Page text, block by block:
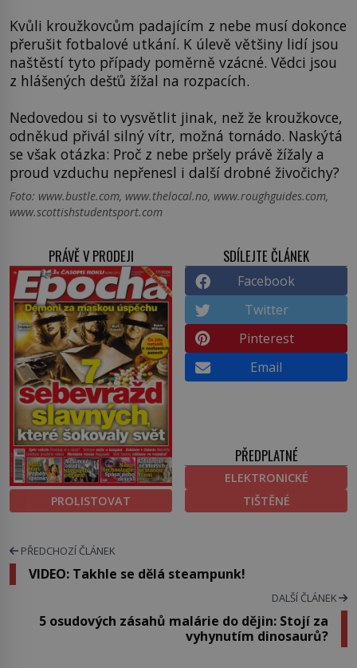
Kvůli kroužkovcům padajícím z nebe musí dokonce
přerušit fotbalové utkání. K úlevě většiny lidí jsou
naštěstí tyto případy poměrně vzácné. Vědci jsou
z hlášených dešťů žížal na rozpacích.
Nedovedou si to vysvětlit jinak, než že kroužkovce,
odněkud přivál silný vítr, možná tornádo. Naskýtá
se však otázka: Proč z nebe pršely právě žížaly a
proud vzduchu nepřenesl i další drobné živočichy?
Foto: www.bustle.com, www.thelocal.no, www.roughguides.com,
www.scottishstudentsport.com
PRÁVĚ V PRODEJI
PROLISTOVAT
SDÍLEJTE ČLÁNEK
Facebook
Twitter
Pinterest
Email
PŘEDPLATNÉ
ELEKTRONICKÉ
TIŠTĚNÉ
PŘEDCHOZÍ ČLÁNEK
VIDEO: Takhle se dělá steampunk!
DALŠÍ ČLÁNEK
5 osudových zásahů malárie do dějin: Stojí za
vyhynutím dinosaurů?